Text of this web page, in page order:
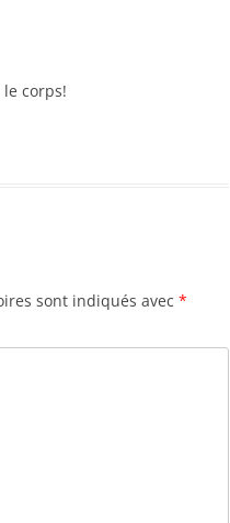
corps!
sont indiqués avec *